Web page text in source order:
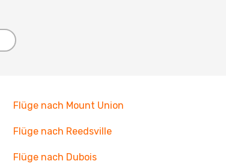
Flüge nach Mount Union
Flüge nach Reedsville
Flüge nach Dubois